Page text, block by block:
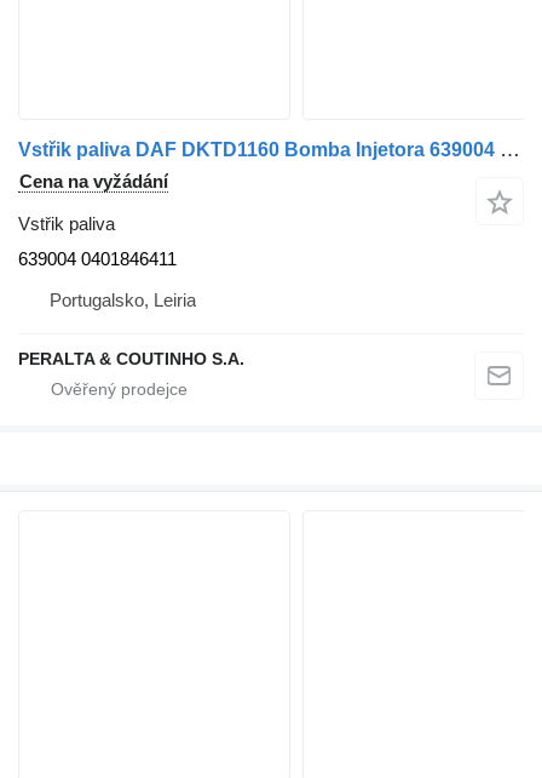
Vstřik paliva DAF DKTD1160 Bomba Injetora 639004 pro nákladní auta DAF
Cena na vyžádání
Vstřik paliva
639004 0401846411
Portugalsko, Leiria
PERALTA & COUTINHO S.A.